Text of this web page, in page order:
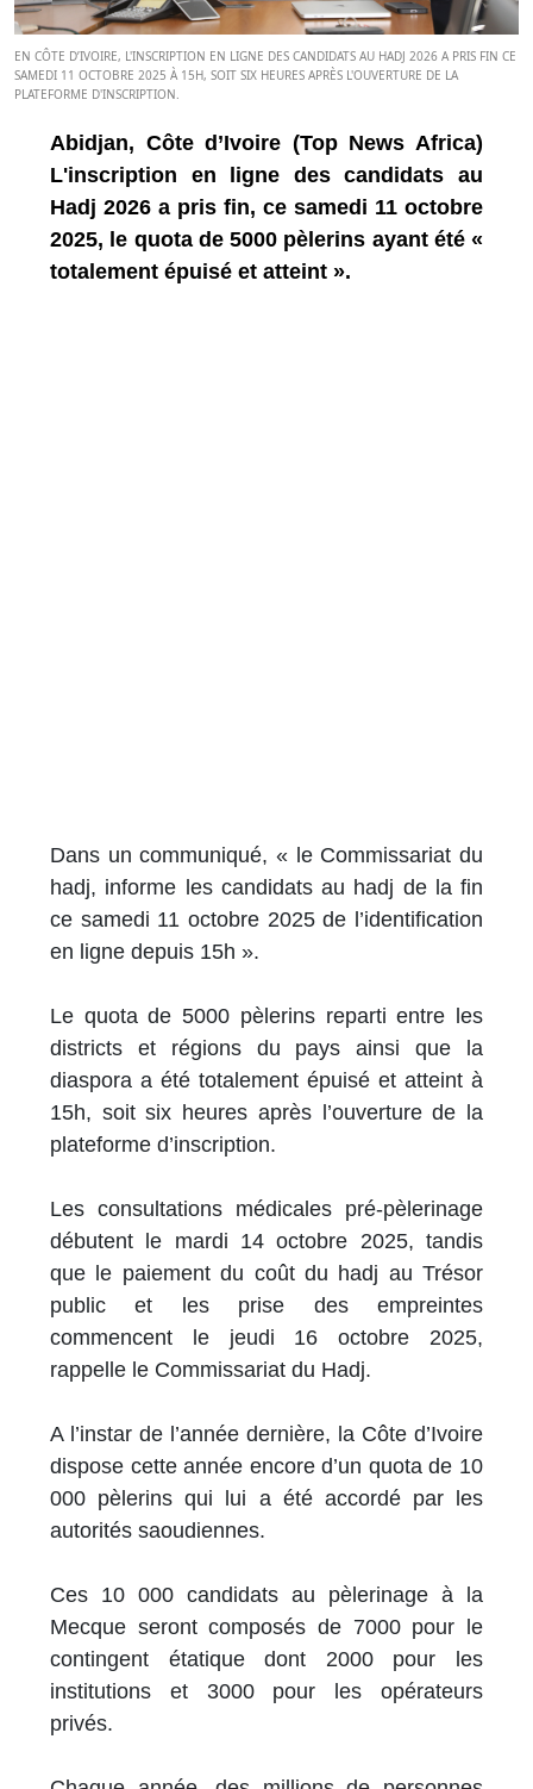
EN CÔTE D’IVOIRE, L'INSCRIPTION EN LIGNE DES CANDIDATS AU HADJ 2026 A PRIS FIN CE
SAMEDI 11 OCTOBRE 2025 À 15H, SOIT SIX HEURES APRÈS L'OUVERTURE DE LA
PLATEFORME D'INSCRIPTION.
Abidjan, Côte d’Ivoire (Top News Africa)
L'inscription en ligne des candidats au
Hadj 2026 a pris fin, ce samedi 11 octobre
2025, le quota de 5000 pèlerins ayant été «
totalement épuisé et atteint ».
Dans un communiqué, « le Commissariat du
hadj, informe les candidats au hadj de la fin
ce samedi 11 octobre 2025 de l’identification
en ligne depuis 15h ».
Le quota de 5000 pèlerins reparti entre les
districts et régions du pays ainsi que la
diaspora a été totalement épuisé et atteint à
15h, soit six heures après l’ouverture de la
plateforme d’inscription.
Les consultations médicales pré-pèlerinage
débutent le mardi 14 octobre 2025, tandis
que le paiement du coût du hadj au Trésor
public et les prise des empreintes
commencent le jeudi 16 octobre 2025,
rappelle le Commissariat du Hadj.
A l’instar de l’année dernière, la Côte d’Ivoire
dispose cette année encore d’un quota de 10
000 pèlerins qui lui a été accordé par les
autorités saoudiennes.
Ces 10 000 candidats au pèlerinage à la
Mecque seront composés de 7000 pour le
contingent étatique dont 2000 pour les
institutions et 3000 pour les opérateurs
privés.